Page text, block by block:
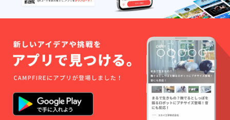
ます。穴が開いていてもロ
ケットが飛行中に壊れない
ん。ロケットにたくさん穴
を開けるとその部分が弱点
となってしまいます。直径
約4ⅽmの穴はMOMOにとっ
ては大変大きい穴です。振